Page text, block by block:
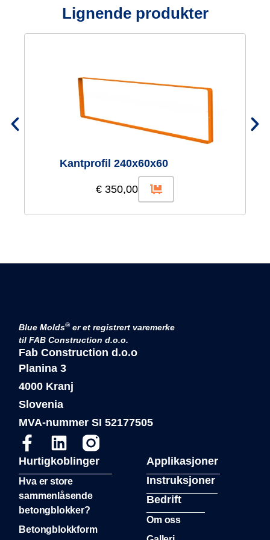
Lignende produkter
Kantprofil 240x60x60
€ 350,00
Blue Molds® er et registrert varemerke
til FAB Construction d.o.o.
Fab Construction d.o.o
Planina 3
4000 Kranj
Slovenia
MVA-nummer SI 52177505
Hurtigkoblinger
Hva er store
sammenlåsende
betongblokker?
Betongblokkform
Applikasjoner
Instruksjoner
Bedrift
Om oss